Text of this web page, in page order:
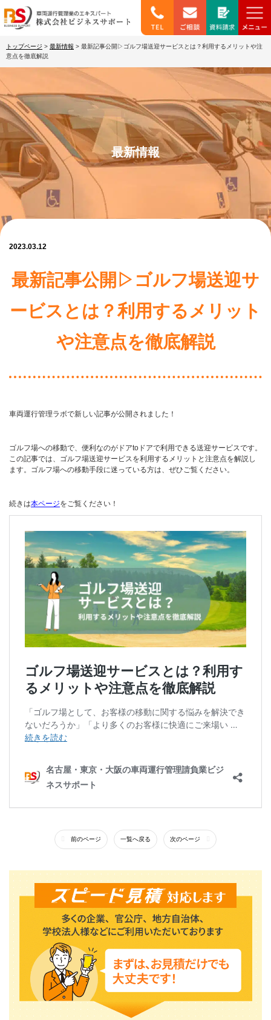
トップページ > 最新情報 > 最新記事公開▷ゴルフ場送迎サービスとは？利用するメリットや注
意点を徹底解説
最新情報
2023.03.12
最新記事公開▷ゴルフ場送迎サ
ービスとは？利用するメリット
や注意点を徹底解説
車両運行管理ラボで新しい記事が公開されました！
ゴルフ場への移動で、便利なのがドアtoドアで利用できる送迎サービスです。
この記事では、ゴルフ場送迎サービスを利用するメリットと注意点を解説し
ます。ゴルフ場への移動手段に迷っている方は、ぜひご覧ください。
続きは本ページをご覧ください！
前のページ 一覧へ戻る 次のページ